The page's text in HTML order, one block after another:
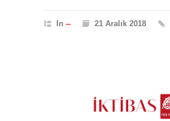
In -- 21 Aralık 2018